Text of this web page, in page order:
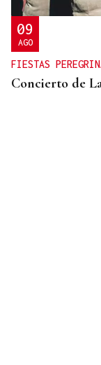
09
AGO
FIESTAS
Concierto de